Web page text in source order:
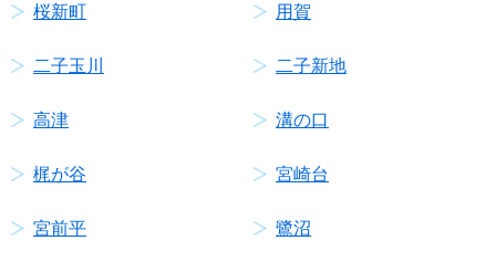
桜新町 用賀
二子玉川 二子新地
高津 溝の口
梶が谷 宮崎台
宮前平 鷺沼